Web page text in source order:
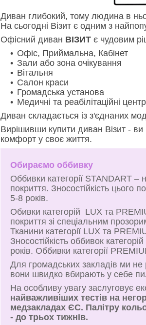
Диван глибокий, тому людина в
На сьогодні Візит є одним з
Офісний диван ВІЗИТ є чудовим
Офіс, Приймальна, Кабінет
Зали або зона очікування
Вітальня
Салон краси
Громадська установа
Медичні та реабілітаційні
Диван складається із з'єднаних
Вирішивши купити диван Візит - ви
комфорт у своє життя.
Обираємо оббивку
Оббивки категорії STANDART –
покриття. Зносостійкість цього
5-8 років.
Обивки категорій LUX та
покриття зі спеціальним
Тканини категорії LUX та
Зносостійкість оббивок
років. Оббивки категорії
Для громадських закладів ми
вони швидко вбирають у себе
На особливу увагу заслуговує
найважливіших тестів на
медзакладах ЄС. Палітру
- до трьох тижнів.